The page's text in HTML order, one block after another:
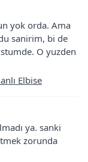
yok orda. Ama
sanirim, bi de
O yuzden
Elbise
ya. sanki
zorunda